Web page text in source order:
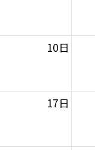
10日
17日